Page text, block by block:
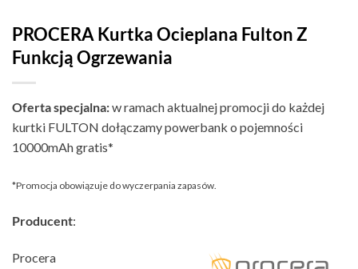
PROCERA Kurtka Ocieplana Fulton Z
Funkcją Ogrzewania
Oferta specjalna:w ramach aktualnej promocji do każdej
kurtki FULTON dołączamy powerbank o pojemności
10000mAh gratis*
*Promocja obowiązuje do wyczerpania zapasów.
Producent:
Procera